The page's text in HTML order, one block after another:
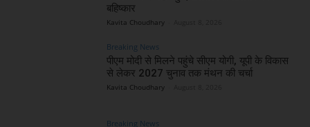
बहिष्कार
Kavita Choudhary
Breaking News
पीएम मोदी से मिलने पहुंचे सीएम योगी, यूपी के विकास
से लेकर 2027 चुनाव तक मंथन की चर्चा
Kavita Choudhary
Breaking News